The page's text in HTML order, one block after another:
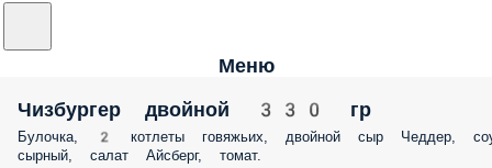
Меню
Чизбургер двойной 330 гр
Булочка, 2 котлеты говяжьих, двойной сыр Чеддер,
сырный, салат Айсберг, томат.